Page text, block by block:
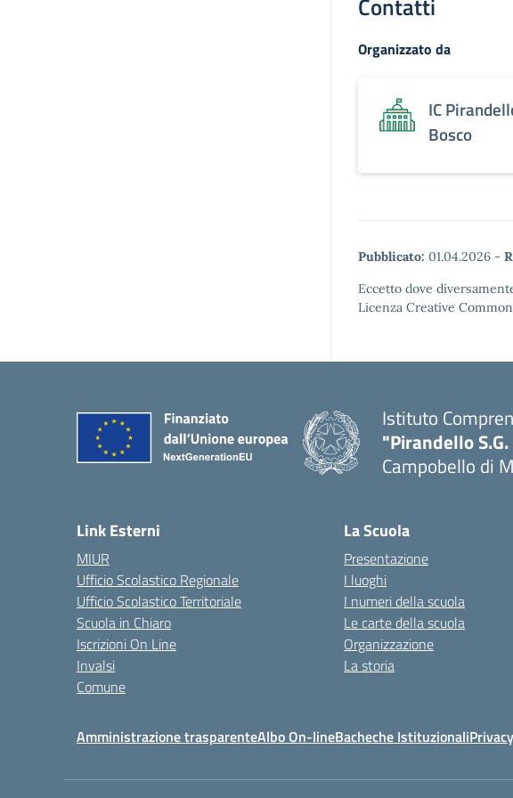
Contatti
Organizzato da
IC
Bosco
Pubblicato: 01.04.2026 -
Eccetto dove
Licenza Creative
Istituto
"Pirandello
Campobello di
Link Esterni
MIUR
Ufficio Scolastico Regionale
Ufficio Scolastico Territoriale
Scuola in Chiaro
Iscrizioni On Line
Invalsi
Comune
La Scuola
Presentazione
I luoghi
I numeri della scuola
Le carte della scuola
Organizzazione
La storia
Amministrazione trasparenteAlbo On-lineBacheche Istituzionali